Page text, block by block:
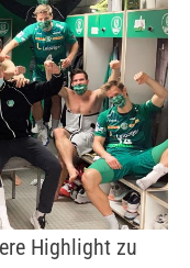
Highlight zu